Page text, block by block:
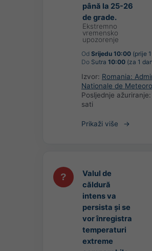
până la 25-26
de grade.
Ekstremno
vremensko
upozorenje
Od Srijedu 10:00 (prije
Do Sutra 10:00 (za 1
Izvor: Romania:
Nationale de
Posljednje
sati
Prikaži više
Valul de
căldură
intens va
persista și se
vor înregistra
temperaturi
extreme